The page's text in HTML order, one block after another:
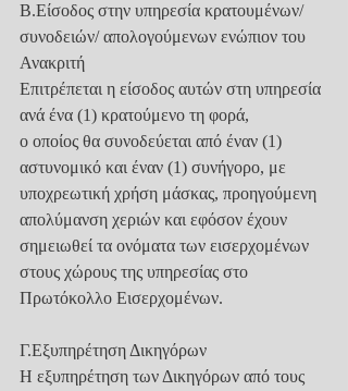
Β.Είσοδος στην υπηρεσία κρατουμένων/
συνοδειών/ απολογούμενων ενώπιον του
Ανακριτή
Επιτρέπεται η είσοδος αυτών στη υπηρεσία
ανά ένα (1) κρατούμενο τη φορά,
ο οποίος θα συνοδεύεται από έναν (1)
αστυνομικό και έναν (1) συνήγορο, με
υποχρεωτική χρήση μάσκας, προηγούμενη
απολύμανση χεριών και εφόσον έχουν
σημειωθεί τα ονόματα των εισερχομένων
στους χώρους της υπηρεσίας στο
Πρωτόκολλο Εισερχομένων.
Γ.Εξυπηρέτηση Δικηγόρων
Η εξυπηρέτηση των Δικηγόρων από τους